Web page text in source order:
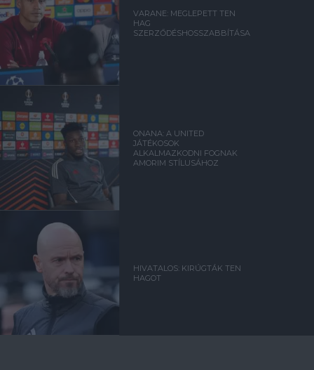
VARANE: MEGLEPETT TEN
HAG
SZERZŐDÉSHOSSZABBÍTÁSA
ONANA: A UNITED
JÁTÉKOSOK
ALKALMAZKODNI FOGNAK
AMORIM STÍLUSÁHOZ
HIVATALOS: KIRÚGTÁK TEN
HAGOT